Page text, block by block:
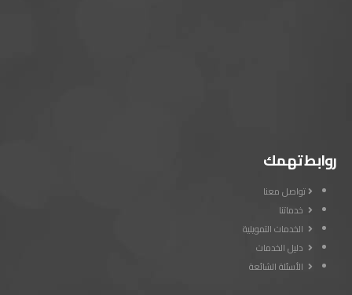
روابط تهمك
تواصل معنا
خدماتنا
الخدمات التمويلية
دليل الخدمات
الأسئلة الشائعة